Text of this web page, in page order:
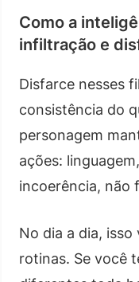
Como a
infiltração e
Disfarce nesses
consistência do
personagem
ações:
incoerência, não
No dia a dia,
rotinas. Se você